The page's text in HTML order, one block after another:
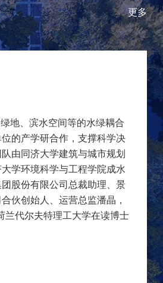
更多
地、滨水空间等的水绿耦合
的产学研合作，支撑科学决
由同济大学建筑与城市规划
学环境科学与工程学院成水
股份有限公司总裁助理、景
伙创始人、运营总监潘晶，
兰代尔夫特理工大学在读博士